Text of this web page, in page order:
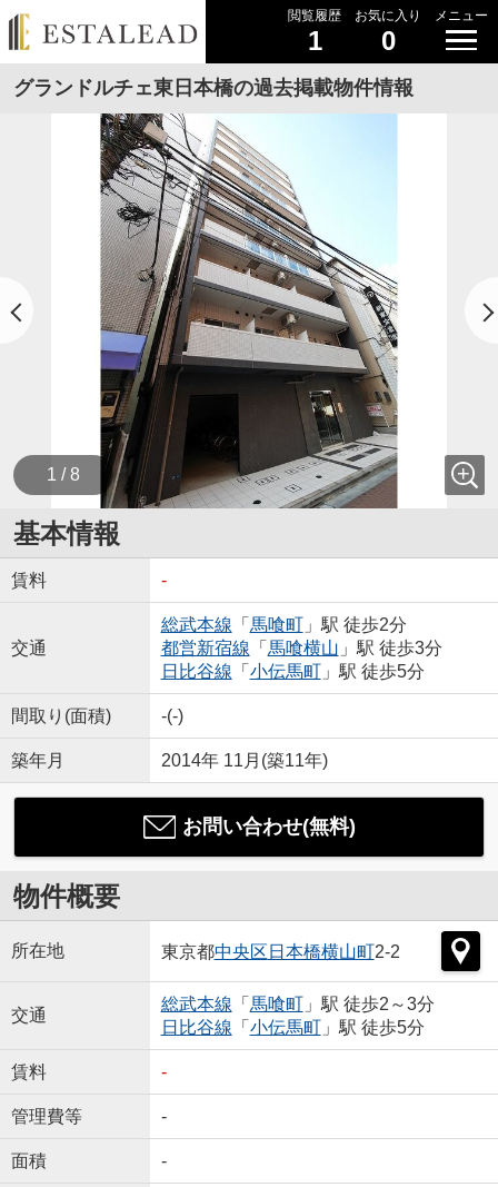
閲覧履歴
1
お気に入り
0
メニュー
グランドルチェ東日本橋の過去掲載物件情報
1 / 8
基本情報
賃料 -
交通
総武本線 「 馬喰町」駅 徒歩2分
都営新宿線 「 馬喰横山 」駅 徒歩3分
日比谷線 「 小伝馬町」駅 徒歩5分
間取り(面積) -(-)
築年月 2014年 11月(築11年)
お問い合わせ(無料)
物件概要
所在地 東京都中央区 日本橋横山町2-2
交通
総武本線 「 馬喰町」駅 徒歩2～3分
日比谷線 「 小伝馬町」駅 徒歩5分
賃料 -
管理費等 -
面積 -